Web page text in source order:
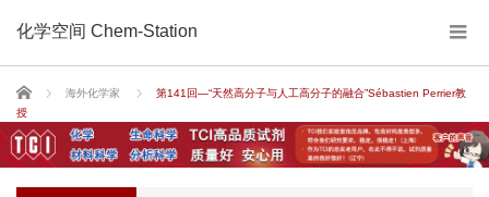
化学空间 Chem-Station
Home 海外化学家
第141回—“天然高分子与人工高分子的融合”Sébastien Perrier教
授